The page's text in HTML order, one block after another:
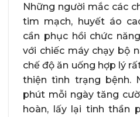
Những người mắc các
tim mạch, huyết áo
cần phục hồi chức
với chiếc máy chạy bộ
chế độ ăn uống hợp lý
thiện tình trạng bệnh.
phút mỗi ngày tăng
hoàn, lấy lại tinh thần